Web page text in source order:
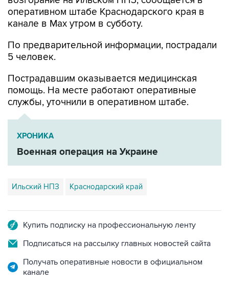
оперативном штабе Краснодарского края в
канале в Max утром в субботу.
По предварительной информации, пострадали
5 человек.
Пострадавшим оказывается медицинская
помощь. На месте работают оперативные
службы, уточнили в оперативном штабе.
ХРОНИКА
Военная операция на Украине
Ильский НПЗ Краснодарский край
Купить подписку на профессиональную ленту
Подписаться на рассылку главных новостей сайта
Получать оперативные новости в официальном
канале